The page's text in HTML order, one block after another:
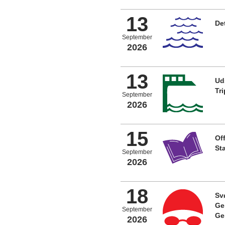
13
September
2026
13
September
2026
15
September
2026
18
September
2026